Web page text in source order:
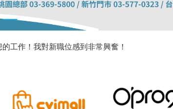
，影本僅為求職使用並告知雇主在「優仕人力
nice的做好自己的職務 五星好評喔！
的問題，超級推薦!
工作！我喜愛我的新職位！
工作！我對新職位感到非常興奮！